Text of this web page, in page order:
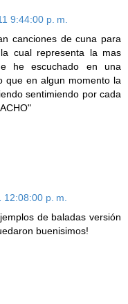
9:44:00 p. m.
canciones de cuna para
cual representa la mas
he escuchado en una
que en algun momento la
sentimiendo por cada
p. m.
de baladas versión
buenisimos!